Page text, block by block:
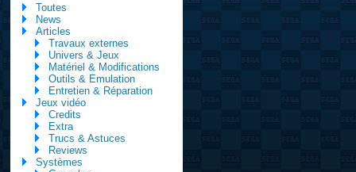
Toutes
News
Articles
Travaux externes
Univers & Jeux
Matériel & Modifications
Outils & Emulation
Entretien & Réparation
Jeux vidéo
Credits
Extra
Trucs & Astuces
Reviews
Systèmes